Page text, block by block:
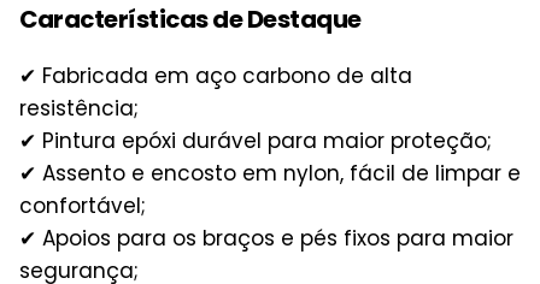
Características de Destaque
✔ Fabricada em aço carbono de alta
resistência;
✔ Pintura epóxi durável para maior proteção;
✔ Assento e encosto em nylon, fácil de limpar e
confortável;
✔ Apoios para os braços e pés fixos para maior
segurança;